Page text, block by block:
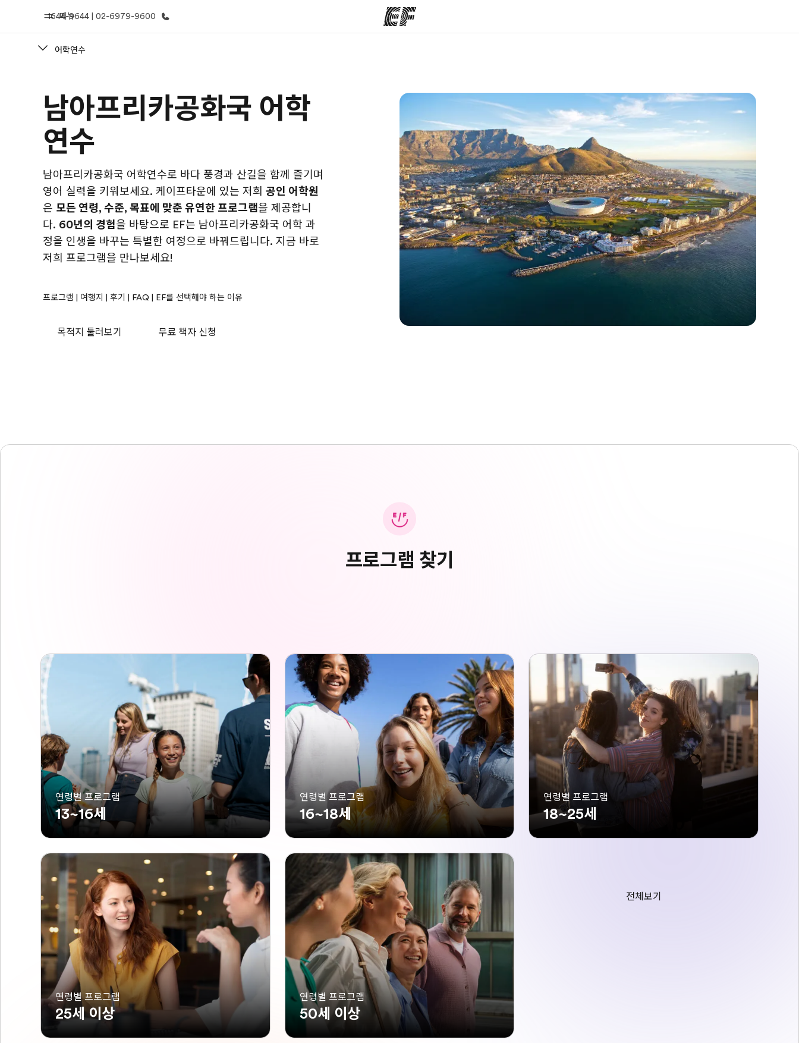
메뉴
1644-9644 | 02-6979-9600
EF 둘러보기 제공하는 과정 안내 가까운 지사 검색 글로벌 인재 채용
어학연수
남아프리카공화국 어학
연수
남아프리카공화국 어학연수로 바다 풍경과 산길을 함께 즐기며
영어 실력을 키워보세요. 케이프타운에 있는 저희 공인 어학원
은 모든 연령, 수준, 목표에 맞춘 유연한 프로그램을 제공합니
다. 60년의 경험을 바탕으로 EF는 남아프리카공화국 어학 과
정을 인생을 바꾸는 특별한 여정으로 바꿔드립니다. 지금 바로
저희 프로그램을 만나보세요!
프로그램 여행지 후기 FAQ EF를 선택해야 하는 이유
목적지 둘러보기 무료 책자 신청
프로그램 찾기
연령별 프로그램
13~16세
연령별 프로그램
16~18세
연령별 프로그램
18~25세
연령별 프로그램
25세 이상
연령별 프로그램
50세 이상
전체보기